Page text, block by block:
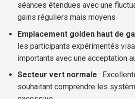
séances étendues avec une
gains réguliers mais moyens
Emplacement golden haut de
les participants expérimentés
importants avec une acceptation
Secteur vert normale :
souhaitant comprendre les